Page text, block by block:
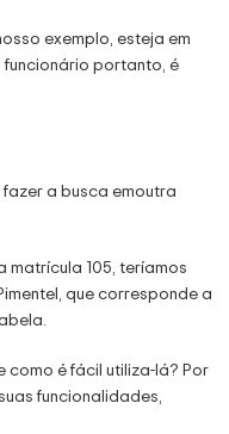
exemplo, esteja em
portanto, é
a busca emoutra
matrícula 105, teríamos
que corresponde a
como é fácil utiliza-lá? Por
funcionalidades,